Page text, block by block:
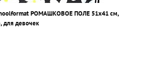
РОМАШКОВОЕ ПОЛЕ 51x41 см,
для девочек